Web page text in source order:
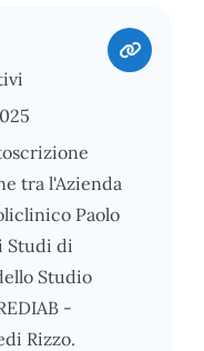
tra l'Azienda
Paolo
Studi di
Studio
-
Rizzo.